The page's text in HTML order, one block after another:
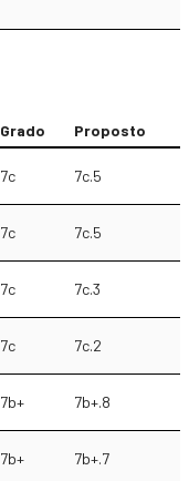
Grado Proposto
7c 7c.5
7c 7c.5
7c 7c.3
7c 7c.2
7b+ 7b+.8
7b+ 7b+.7